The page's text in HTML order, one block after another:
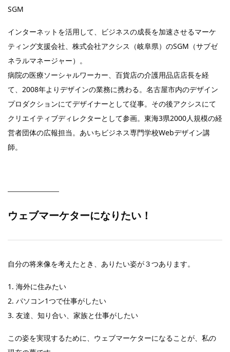
SGM
インターネットを活用して、ビジネスの成長を加速させるマーケ
ティング支援会社、株式会社アクシス（岐阜県）のSGM（サブゼ
ネラルマネージャー）。
病院の医療ソーシャルワーカー、百貨店の介護用品店店長を経
て、2008年よりデザインの業務に携わる。名古屋市内のデザイン
プロダクションにてデザイナーとして従事。その後アクシスにて
クリエイティブディレクターとして参画。東海3県2000人規模の経
営者団体の広報担当。あいちビジネス専門学校Webデザイン講
師。
ウェブマーケターになりたい！
自分の将来像を考えたとき、ありたい姿が３つあります。
1. 海外に住みたい
2. パソコン1つで仕事がしたい
3. 友達、知り合い、家族と仕事がしたい
この姿を実現するために、ウェブマーケターになることが、私の